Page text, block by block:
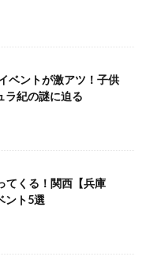
ベントが激アツ！子供
ラ紀の謎に迫る
てくる！関西【兵庫
ント5選